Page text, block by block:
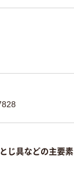
とじ具などの主要素